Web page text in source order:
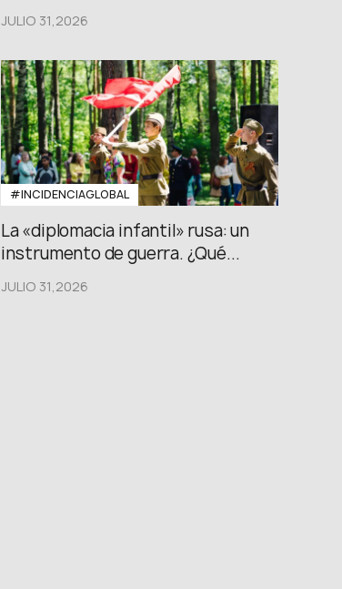
JULIO 31,2026
#INCIDENCIAGLOBAL
La «diplomacia infantil» rusa: un
instrumento de guerra. ¿Qué...
JULIO 31,2026